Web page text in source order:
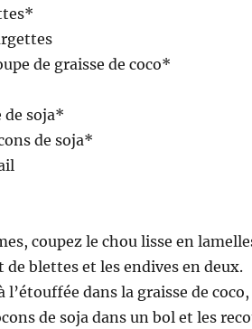
de graisse de coco*
de soja*
de soja*
coupez le chou lisse en
de blettes et les endives en deux.
l’étouffée dans la graisse de
de soja dans un bol et les